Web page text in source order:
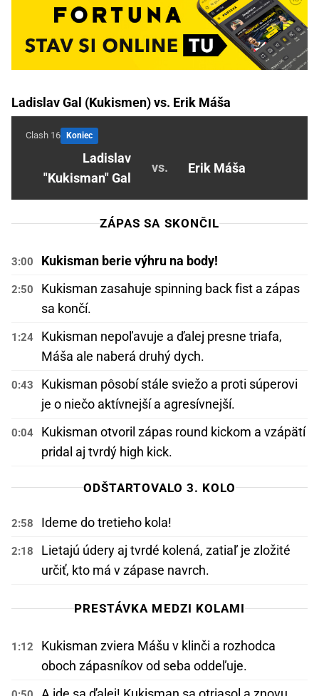
Ladislav Gal (Kukismen) vs. Erik Máša
Clash 16 Koniec
Ladislav
"Kukisman" Gal
vs. Erik Máša
ZÁPAS SA SKONČIL
3:00 Kukisman berie výhru na body!
2:50
Kukisman zasahuje spinning back fist a zápas
sa končí.
1:24
Kukisman nepoľavuje a ďalej presne triafa,
Máša ale naberá druhý dych.
0:43
Kukisman pôsobí stále sviežo a proti súperovi
je o niečo aktívnejší a agresívnejší.
0:04
Kukisman otvoril zápas round kickom a vzápätí
pridal aj tvrdý high kick.
ODŠTARTOVALO 3. KOLO
2:58 Ideme do tretieho kola!
2:18
Lietajú údery aj tvrdé kolená, zatiaľ je zložité
určiť, kto má v zápase navrch.
PRESTÁVKA MEDZI KOLAMI
1:12
Kukisman zviera Mášu v klinči a rozhodca
oboch zápasníkov od seba oddeľuje.